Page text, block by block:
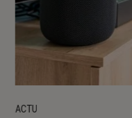
ACTU